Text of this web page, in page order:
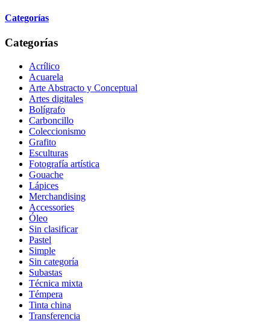
Categorías
Categorías
Acrílico
Acuarela
Arte Abstracto y Conceptual
Artes digitales
Bolígrafo
Carboncillo
Coleccionismo
Grafito
Esculturas
Fotografía artística
Gouache
Lápices
Merchandising
Accessories
Óleo
Sin clasificar
Pastel
Simple
Sin categoría
Subastas
Técnica mixta
Témpera
Tinta china
Transferencia